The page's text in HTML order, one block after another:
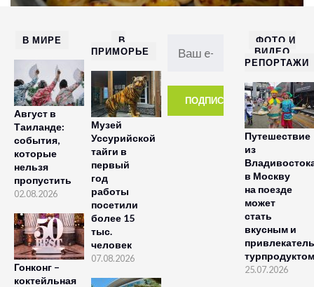
В МИРЕ
Август в
Таиланде:
события,
которые
нельзя
пропустить
02.08.2026
Гонконг –
коктейльная
В
ПРИМОРЬЕ
Музей
Уссурийской
тайги в
первый
год
работы
посетили
более 15
тыс.
человек
07.08.2026
ФОТО И
ВИДЕО
РЕПОРТАЖИ
Путешествие
из
в Москву
на поезде
может
стать
вкусным и
турпродуктом
25.07.2026